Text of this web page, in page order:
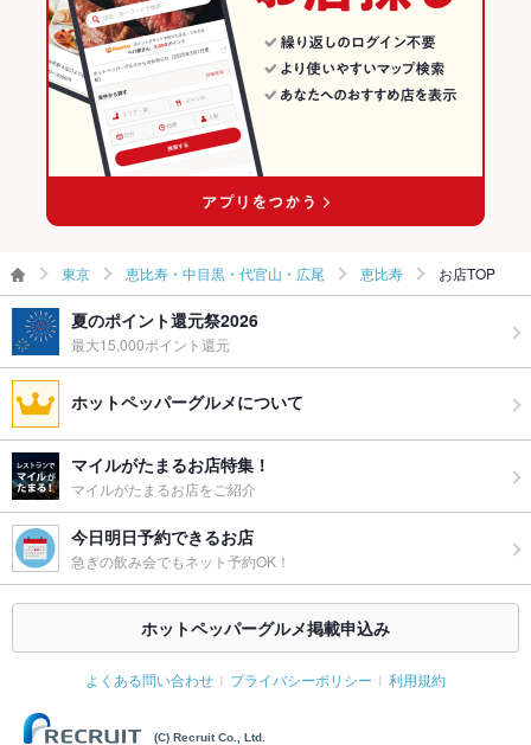
飲み放題
あり ：飲み放題も充実♪50種以上のドリンクをお楽しみいただ
けます!プレミアム飲み放題2750円(税込)♪♪
食べ放題
あり ：全20種のシュラスコ食べ放題がお楽しみいただけるコー
スもご用意しております!! 平日プレートランチ800円~
カクテル充実、ワイン充実
お子様連れ
お子様連れ歓迎 ：ご家族様でのご利用も非常にご好評です！お
ウェディン
グパーティ
ー二次会
貸切利用可能 お気軽にご相談ください
お祝い・サ
プライズ対
応
備考 お気軽にご相談ください
恵比寿のグルメランキング
恵比寿の焼肉・ホルモンランキング
恵比寿の肉料理全般ランキング
東京 恵比寿・中目黒・代官山・広尾 恵比寿 お店TOP
夏のポイント還元祭2026
最大15,000ポイント還元
ホットペッパーグルメについて
マイルがたまるお店特集！
マイルがたまるお店をご紹介
今日明日予約できるお店
急ぎの飲み会でもネット予約OK！
ホットペッパーグルメ掲載申込み
よくある問い合わせ プライバシーポリシー 利用規約
(C) Recruit Co., Ltd.